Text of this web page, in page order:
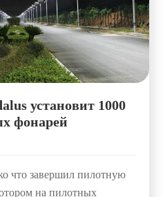
установит 1000
фонарей
что завершил пилотную
на пилотных